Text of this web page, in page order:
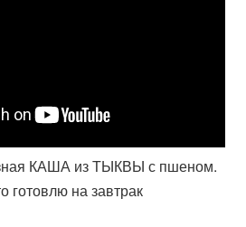
КАША из ТЫКВЫ с пшеном.
на завтрак